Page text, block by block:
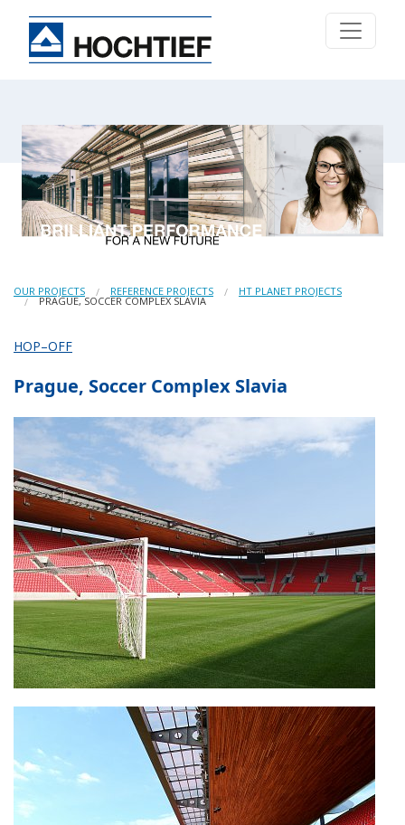
OUR PROJECTS REFERENCE PROJECTS HT PLANET PROJECTS
PRAGUE, SOCCER COMPLEX SLAVIA
HOP–OFF
Prague, Soccer Complex Slavia